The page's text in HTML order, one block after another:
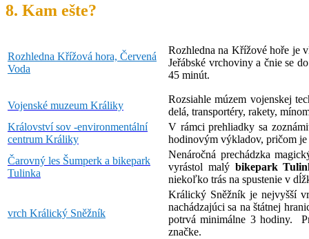
8. Kam ešte?
Rozhledna Křížová hora, Červená
Voda
Rozhledna na Křížové hoře je
Jeřábské vrchoviny a čnie se
45 minút.
Vojenské muzeum Králiky
Rozsiahle múzem vojenskej
delá, transportéry, rakety,
Království sov -environmentální
centrum Králiky
V rámci prehliadky sa
hodinovým výkladov, pričom
Čarovný les Šumperk a bikepark
Tulinka
Nenáročná prechádzka
vyrástol malý bikepark
niekoľko trás na spustenie v
vrch Králický Sněžník
Králický Sněžník je nejvyšší
nachádzajúci sa na štátnej
potrvá minimálne 3 hodiny.
značke.